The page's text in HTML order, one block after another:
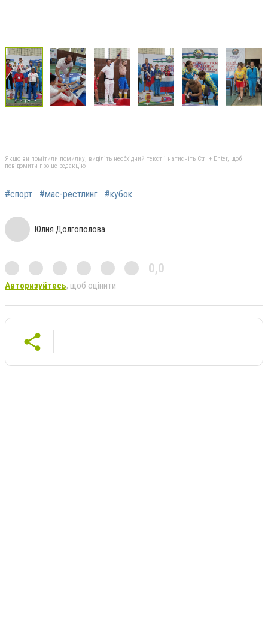
Якщо ви помітили помилку, виділіть необхідний текст і натисніть Ctrl + Enter, щоб
повідомити про це редакцію
#спорт #мас-рестлинг #кубок
Юлия Долгополова
0,0
Авторизуйтесь, щоб оцінити